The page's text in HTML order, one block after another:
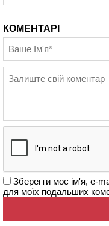
КОМЕНТАРІ
Зберегти моє ім'я, e-
для моїх подальших